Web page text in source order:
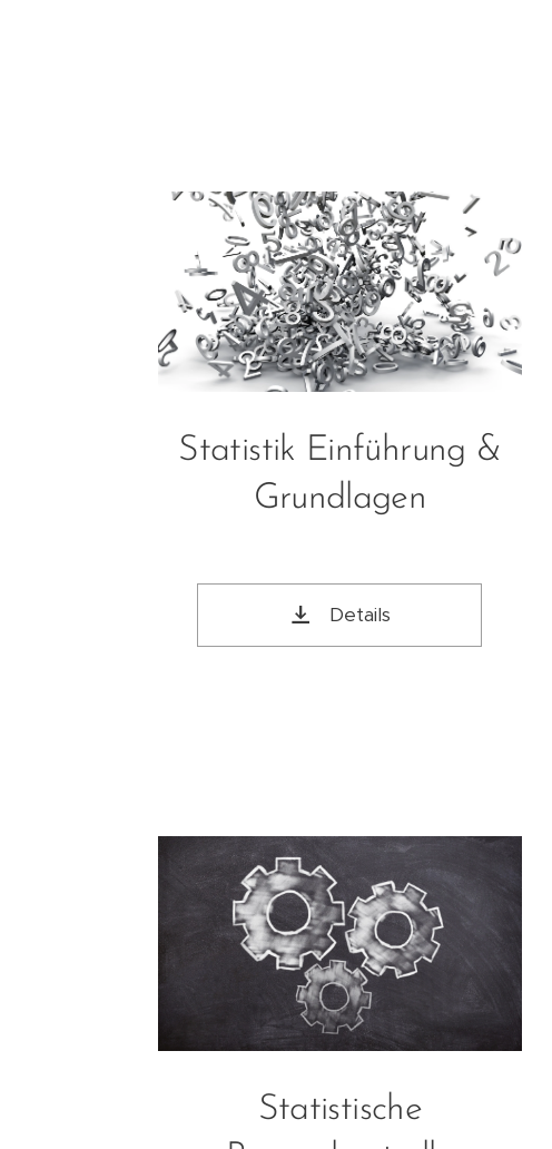
Statistik Einführung &
Grundlagen
Details
Statistische